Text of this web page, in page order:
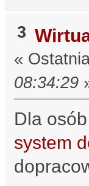
3
«
08:34:29
Dla
system